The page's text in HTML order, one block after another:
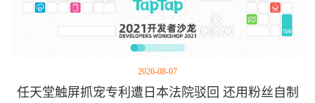
2026-08-07
任天堂触屏抓宠专利遭日本法院驳回 还用粉丝自制